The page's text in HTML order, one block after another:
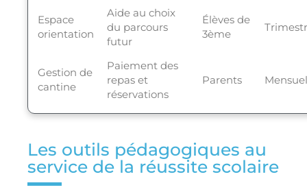
Espace
orientation
Aide au choix
du parcours
futur
Élèves de
3ème
Gestion de
cantine
Paiement des
repas et
réservations
Parents
Les outils pédagogiques au
service de la réussite scolaire